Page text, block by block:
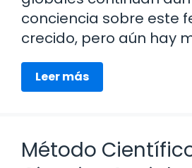
conciencia sobre este
crecido, pero aún hay
Leer más
Método